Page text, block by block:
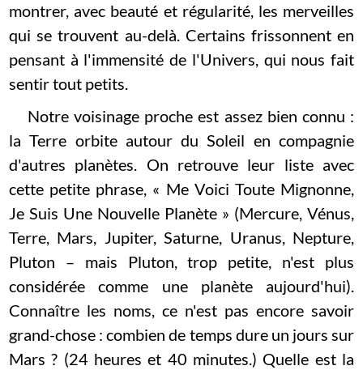
montrer, avec beauté et régularité, les merveilles
qui se trouvent au-delà. Certains frissonnent en
pensant à l'immensité de l'Univers, qui nous fait
sentir tout petits.
Notre voisinage proche est assez bien connu :
la Terre orbite autour du Soleil en compagnie
d'autres planètes. On retrouve leur liste avec
cette petite phrase, « Me Voici Toute Mignonne,
Je Suis Une Nouvelle Planète » (Mercure, Vénus,
Terre, Mars, Jupiter, Saturne, Uranus, Nepture,
Pluton – mais Pluton, trop petite, n'est plus
considérée comme une planète aujourd'hui).
Connaître les noms, ce n'est pas encore savoir
grand-chose : combien de temps dure un jours sur
Mars ? (24 heures et 40 minutes.) Quelle est la